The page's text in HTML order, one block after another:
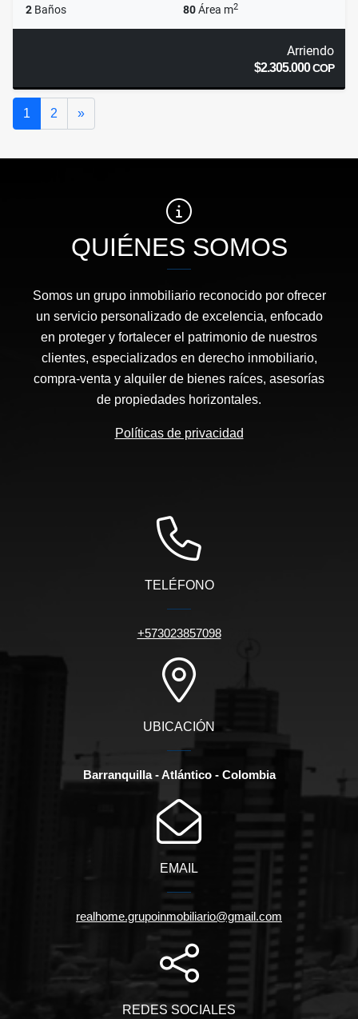
2 Baños 80Área m2
Arriendo
$2.305.000COP
1 2 »Siguiente
QUIÉNES SOMOS
Somos un grupo inmobiliario reconocido por ofrecer
un servicio personalizado de excelencia, enfocado
en proteger y fortalecer el patrimonio de nuestros
clientes, especializados en derecho inmobiliario,
compra-venta y alquiler de bienes raíces, asesorías
de propiedades horizontales.
Políticas de privacidad
TELÉFONO
+573023857098
UBICACIÓN
Barranquilla - Atlántico - Colombia
EMAIL
realhome.grupoinmobiliario@gmail.com
REDES SOCIALES